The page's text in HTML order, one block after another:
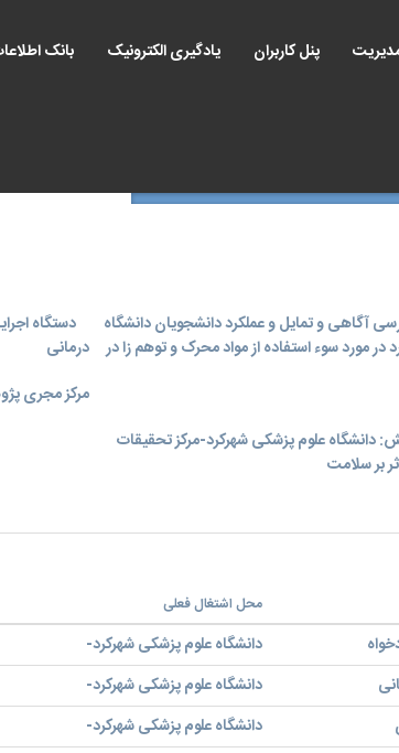
پنل کاربران یادگیری الکترونیک بانک
آگاهی و تمایل و عملکرد دانشجویان دانشگاه
در مورد سوء استفاده از مواد محرک و توهم زا در
دستگاه
درمانی
مرکز مجری
دانشگاه علوم پزشکی شهرکرد-مرکز تحقیقات
بر سلامت
محل اشتغال فعلی
دانشگاه علوم پزشکی شهرکرد-
دانشگاه علوم پزشکی شهرکرد-
دانشگاه علوم پزشکی شهرکرد-